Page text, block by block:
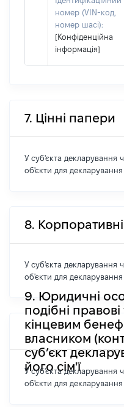
номер (VIN-код,
номер шасі):
[Конфіденційна
інформація]
7. Цінні папери
У суб'єкта декларування
об'єкти для декларування
8.
У суб'єкта декларування
об'єкти для декларування
9. Юридичні
подібні
кінцевим
власником
суб’єкт
його сім'ї
У суб'єкта декларування
об'єкти для декларування